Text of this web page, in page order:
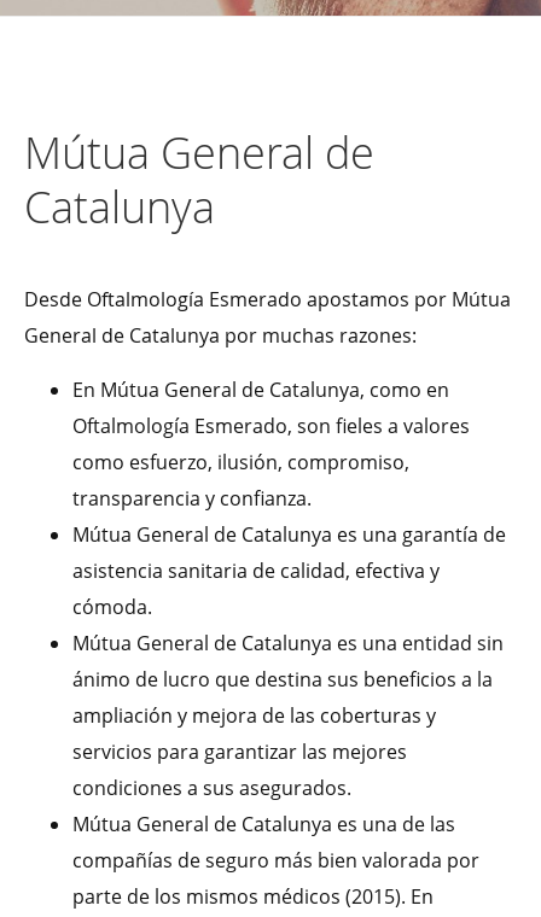
Mútua General de
Catalunya
Desde Oftalmología Esmerado apostamos por Mútua
General de Catalunya por muchas razones:
En Mútua General de Catalunya, como en
Oftalmología Esmerado, son fieles a valores
como esfuerzo, ilusión, compromiso,
transparencia y confianza.
Mútua General de Catalunya es una garantía de
asistencia sanitaria de calidad, efectiva y
cómoda.
Mútua General de Catalunya es una entidad sin
ánimo de lucro que destina sus beneficios a la
ampliación y mejora de las coberturas y
servicios para garantizar las mejores
condiciones a sus asegurados.
Mútua General de Catalunya es una de las
compañías de seguro más bien valorada por
parte de los mismos médicos (2015). En